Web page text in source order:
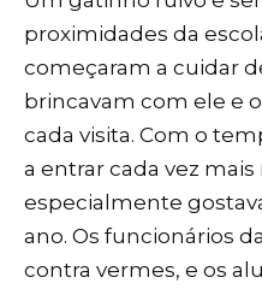
proximidades da
começaram a cuidar
brincavam com ele e
cada visita. Com o
a entrar cada vez mais
especialmente
ano. Os funcionários
contra vermes, e os